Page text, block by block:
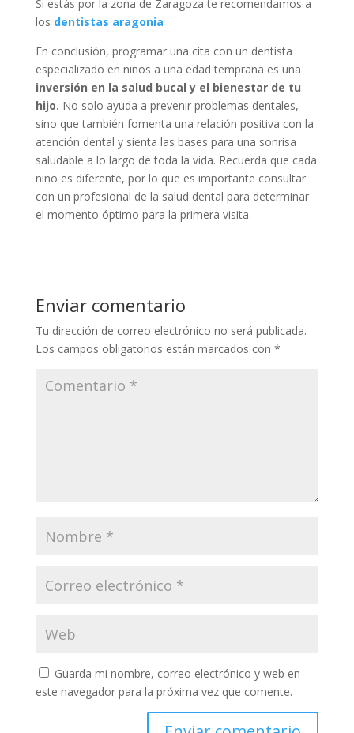
Si estás por la zona de Zaragoza te recomendamos a
los dentistas aragonia
En conclusión, programar una cita con un dentista
especializado en niños a una edad temprana es una
inversión en la salud bucal y el bienestar de tu
hijo. No solo ayuda a prevenir problemas dentales,
sino que también fomenta una relación positiva con la
atención dental y sienta las bases para una sonrisa
saludable a lo largo de toda la vida. Recuerda que cada
niño es diferente, por lo que es importante consultar
con un profesional de la salud dental para determinar
el momento óptimo para la primera visita.
Enviar comentario
Tu dirección de correo electrónico no será publicada.
Los campos obligatorios están marcados con *
Guarda mi nombre, correo electrónico y web en
este navegador para la próxima vez que comente.